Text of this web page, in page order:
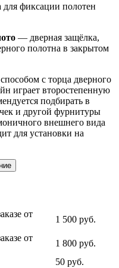
для фиксации полотен
— дверная защёлка,
полотна в закрытом
с торца дверного
играет второстепенную
подбирать в
и другой фурнитуры
внешнего вида
для установки на
от
1 500 руб.
от
1 800 руб.
50 руб.